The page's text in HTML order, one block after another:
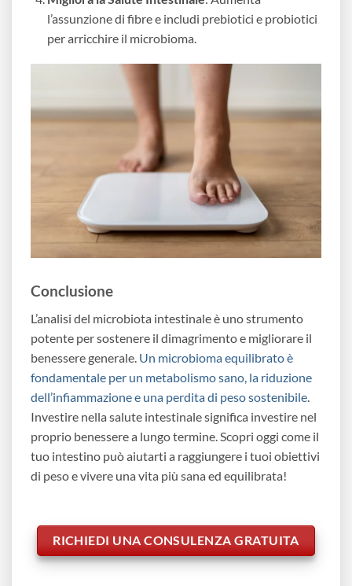
l’assunzione di fibre e includi prebiotici e probiotici
per arricchire il microbioma.
Conclusione
L’analisi del microbiota intestinale è uno strumento
potente per sostenere il dimagrimento e migliorare il
benessere generale. Un microbioma equilibrato è
fondamentale per un metabolismo sano, la riduzione
dell’infiammazione e una perdita di peso sostenibile
Investire nella salute intestinale significa investire nel
proprio benessere a lungo termine. Scopri oggi come il
tuo intestino può aiutarti a raggiungere i tuoi obiettivi
di peso e vivere una vita più sana ed equilibrata!
RICHIEDI UNA CONSULENZA GRATUITA